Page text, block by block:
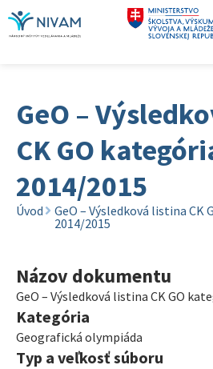
GeO –
CK GO
2014/2015
Úvod
GeO – Výsledková listina CK
2014/2015
Názov dokumentu
GeO – Výsledková listina CK GO
Kategória
Geografická olympiáda
Typ a veľkosť súboru